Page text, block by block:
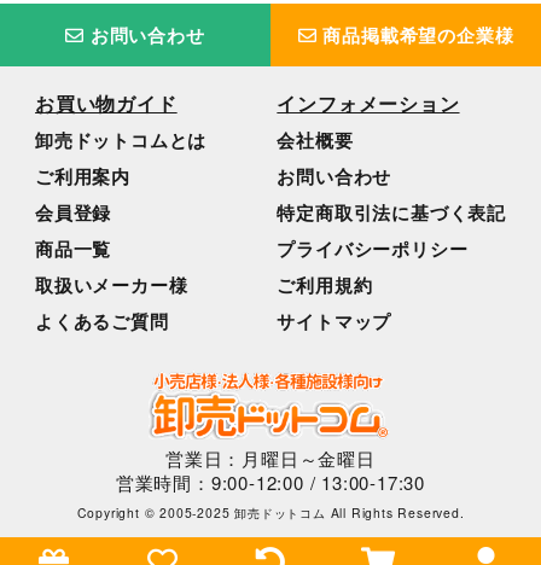
お問い合わせ 商品掲載希望の企業様
お買い物ガイド
卸売ドットコムとは
ご利用案内
会員登録
商品一覧
取扱いメーカー様
よくあるご質問
インフォメーション
会社概要
お問い合わせ
特定商取引法に基づく表記
プライバシーポリシー
ご利用規約
サイトマップ
営業日：月曜日～金曜日
営業時間：9:00-12:00 / 13:00-17:30
Copyright © 2005-2025 卸売ドットコム All Rights Reserved.